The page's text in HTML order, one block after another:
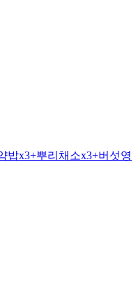
밥x3+뿌리채소x3+버섯영